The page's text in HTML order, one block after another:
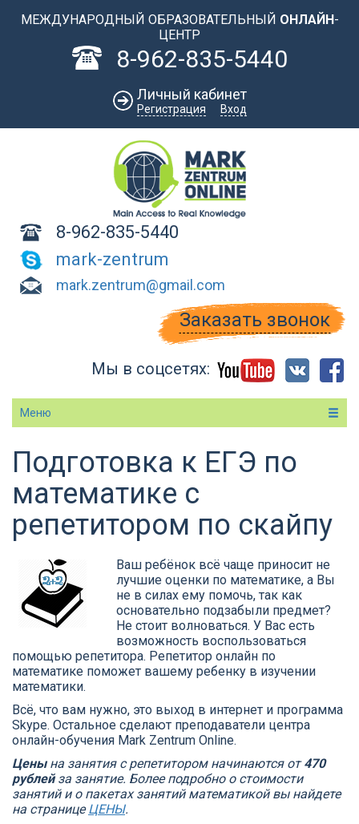
МЕЖДУНАРОДНЫЙ ОБРАЗОВАТЕЛЬНЫЙ ОНЛАЙН-
ЦЕНТР
8-962-835-5440
Личный кабинет
Регистрация Вход
8-962-835-5440
mark-zentrum
mark.zentrum@gmail.com
Заказать звонок
Мы в соцсетях:
Меню
Вы здесь
Подготовка к ЕГЭ по
математике с
репетитором по скайпу
Ваш ребёнок всё чаще приносит не
лучшие оценки по математике, а Вы
не в силах ему помочь, так как
основательно подзабыли предмет?
Не стоит волноваться. У Вас есть
возможность воспользоваться
помощью репетитора. Репетитор онлайн по
математике поможет вашему ребенку в изучении
математики.
Всё, что вам нужно, это выход в интернет и программа
Skype. Остальное сделают преподаватели центра
онлайн-обучения Mark Zentrum Online.
Ценына занятия с репетитором начинаются от470
рублейза занятие. Более подробно о стоимости
занятий и о пакетах занятий математикой вы найдете
на страницеЦЕНЫ.